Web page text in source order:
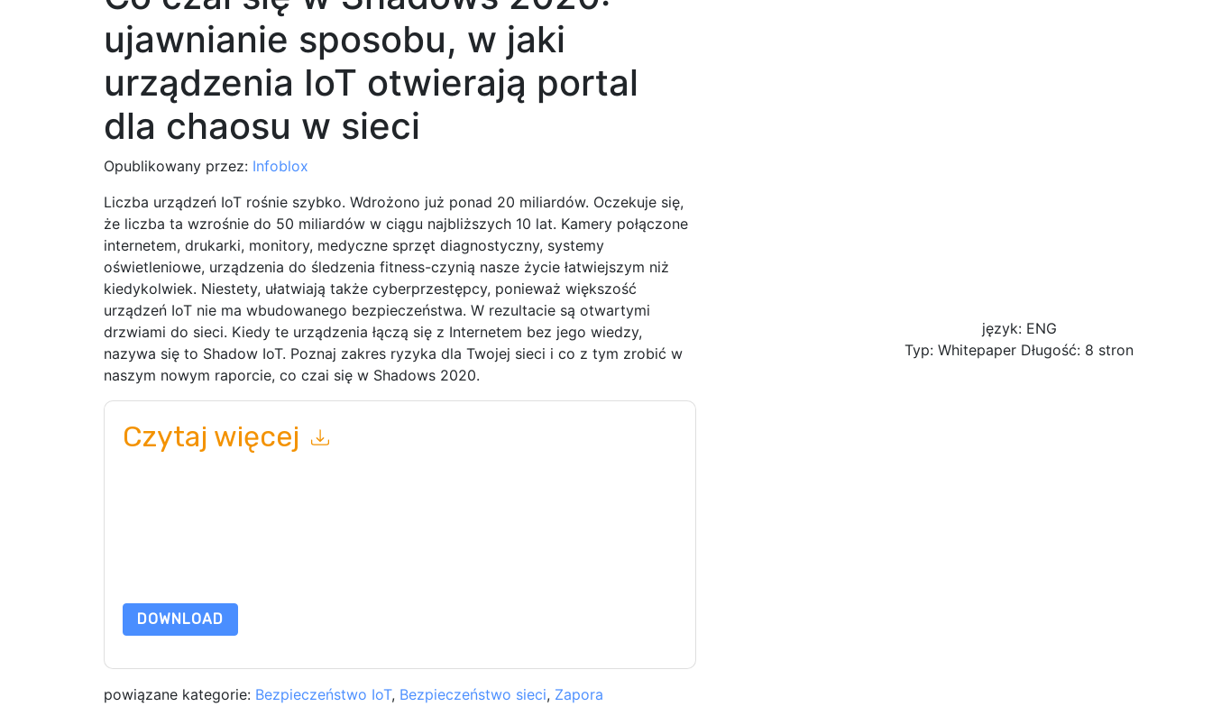
ujawnianie sposobu, w jaki
urządzenia IoT otwierają portal
dla chaosu w sieci
Opublikowany przez: Infoblox
Liczba urządzeń IoT rośnie szybko. Wdrożono już ponad 20 miliardów. Oczekuje się,
że liczba ta wzrośnie do 50 miliardów w ciągu najbliższych 10 lat. Kamery połączone
internetem, drukarki, monitory, medyczne sprzęt diagnostyczny, systemy
oświetleniowe, urządzenia do śledzenia fitness-czynią nasze życie łatwiejszym niż
kiedykolwiek. Niestety, ułatwiają także cyberprzestępcy, ponieważ większość
urządzeń IoT nie ma wbudowanego bezpieczeństwa. W rezultacie są otwartymi
drzwiami do sieci. Kiedy te urządzenia łączą się z Internetem bez jego wiedzy,
nazywa się to Shadow IoT. Poznaj zakres ryzyka dla Twojej sieci i co z tym zrobić w
naszym nowym raporcie, co czai się w Shadows 2020.
Czytaj więcej
DOWNLOAD
powiązane kategorie: Bezpieczeństwo IoT, Bezpieczeństwo sieci, Zapora
język: ENG
Typ: Whitepaper Długość: 8 stron